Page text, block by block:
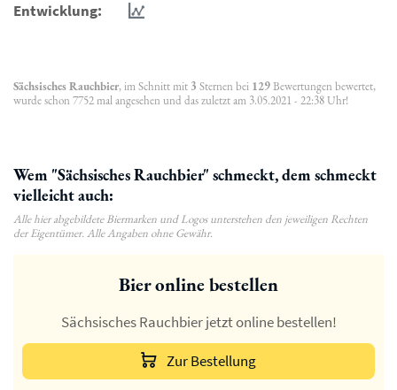
Entwicklung:
Sächsisches Rauchbier, im Schnitt mit 3 Sternen bei 129Bewertungen bewertet,
wurde schon 7752 mal angesehen und das zuletzt am 3.05.2021 - 22:38 Uhr!
Wem "Sächsisches Rauchbier" schmeckt, dem schmeckt
vielleicht auch:
Alle hier abgebildete Biermarken und Logos unterstehen den jeweiligen Rechten
der Eigentümer. Alle Angaben ohne Gewähr.
Bier online bestellen
Sächsisches Rauchbier jetzt online bestellen!
Zur Bestellung